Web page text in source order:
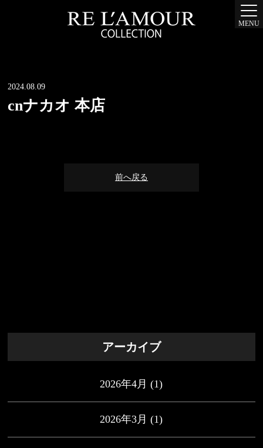
MENU
2024.08.09
cnナカオ 本店
前へ戻る
アーカイブ
2026年4月 (1)
2026年3月 (1)